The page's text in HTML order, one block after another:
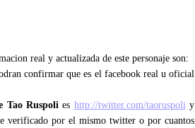
real y actualizada de este personaje son:
confirmar que es el facebook real u oficial
Tao Ruspoli es http://twitter.com/taoruspoliy
verificado por el mismo twitter o por cuantos